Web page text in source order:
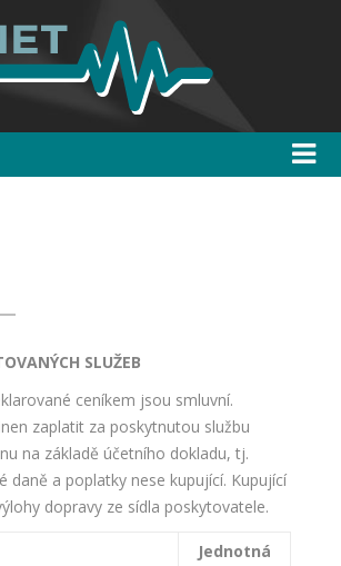
SLUŽEB
ceníkem jsou smluvní.
zaplatit za poskytnutou službu
na základě účetního dokladu, tj.
daně a poplatky nese kupující. Kupující
dopravy ze sídla poskytovatele.
Jednotná